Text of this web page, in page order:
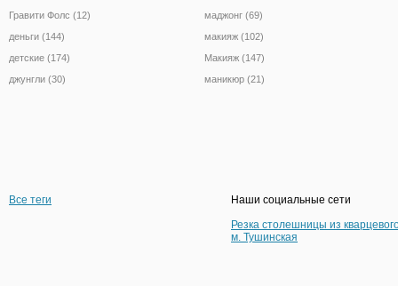
Гравити Фолс (12)
деньги (144)
детские (174)
джунгли (30)
маджонг (69)
макияж (102)
Макияж (147)
маникюр (21)
Все теги
Наши социальные сети
Резка столешницы из
м. Тушинская